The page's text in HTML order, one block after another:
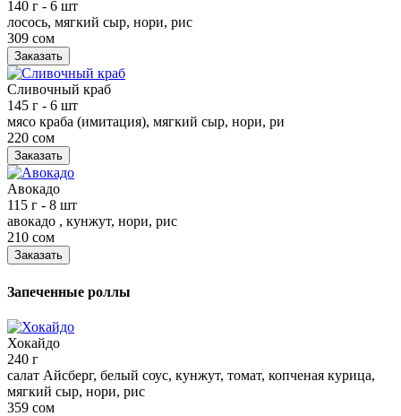
140 г - 6 шт
лосось, мягкий сыр, нори, рис
309 сом
Заказать
Сливочный краб
145 г - 6 шт
мясо краба (имитация), мягкий сыр, нори, ри
220 сом
Заказать
Авокадо
115 г - 8 шт
авокадо , кунжут, нори, рис
210 сом
Заказать
Запеченные роллы
Хокайдо
240 г
салат Айсберг, белый соус, кунжут, томат, копченая курица,
мягкий сыр, нори, рис
359 сом